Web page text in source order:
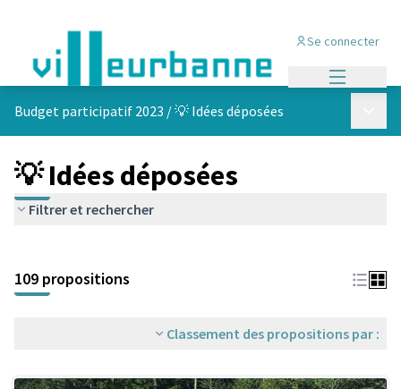
Se connecter
Budget participatif 2023 /💡 Idées déposées
💡 Idées déposées
Filtrer et rechercher
+
−
109 propositions
Classement des propositions par :